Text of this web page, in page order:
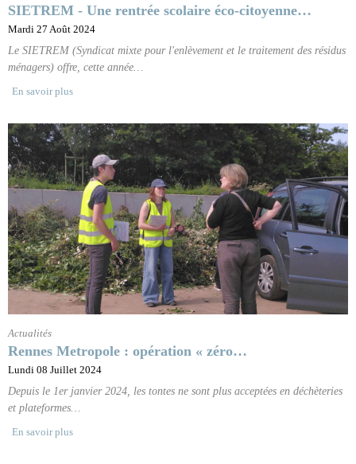
SIETREM - Une rentrée scolaire éco-citoyenne…
Mardi 27 Août 2024
Le SIETREM (Syndicat mixte pour l'enlèvement et le traitement des résidus
ménagers) offre, cette année…
En savoir plus
Actualités
Rennes Metropole : opération « zéro…
Lundi 08 Juillet 2024
Depuis le 1er janvier 2024, les tontes ne sont plus acceptées en déchèteries
et plateformes…
En savoir plus